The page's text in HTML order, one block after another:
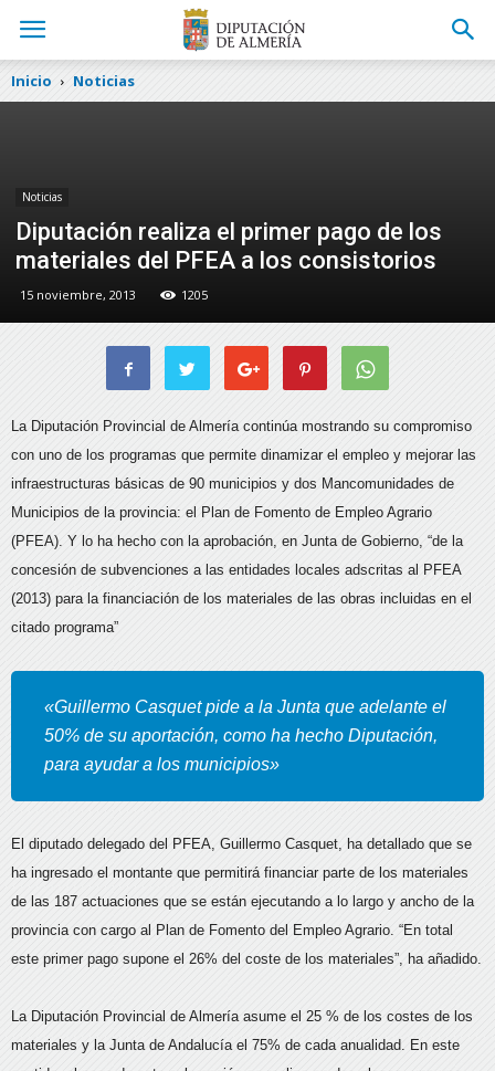
Inicio Noticias
Noticias
Diputación realiza el primer pago de los
materiales del PFEA a los consistorios
15 noviembre, 2013 1205
La Diputación Provincial de Almería continúa mostrando su compromiso
con uno de los programas que permite dinamizar el empleo y mejorar las
infraestructuras básicas de 90 municipios y dos Mancomunidades de
Municipios de la provincia: el Plan de Fomento de Empleo Agrario
(PFEA). Y lo ha hecho con la aprobación, en Junta de Gobierno, “de la
concesión de subvenciones a las entidades locales adscritas al PFEA
(2013) para la financiación de los materiales de las obras incluidas en el
citado programa”
«Guillermo Casquet pide a la Junta que adelante el
50% de su aportación, como ha hecho Diputación,
para ayudar a los municipios»
El diputado delegado del PFEA, Guillermo Casquet, ha detallado que se
ha ingresado el montante que permitirá financiar parte de los materiales
de las 187 actuaciones que se están ejecutando a lo largo y ancho de la
provincia con cargo al Plan de Fomento del Empleo Agrario. “En total
este primer pago supone el 26% del coste de los materiales”, ha añadido.
La Diputación Provincial de Almería asume el 25 % de los costes de los
materiales y la Junta de Andalucía el 75% de cada anualidad. En este